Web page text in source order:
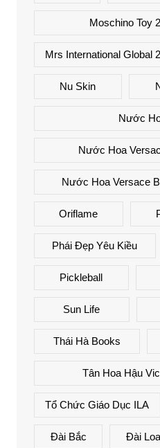
Moschino Toy
Mrs International Global
Nu Skin
Nước
Nước Hoa
Nước Hoa Versace
Oriflame
Phái Đẹp Yêu Kiều
Pickleball
Sun Life
Thái Hà Books
Tân Hoa Hậu
Tổ Chức Giáo Dục ILA
Đài Bắc Đài